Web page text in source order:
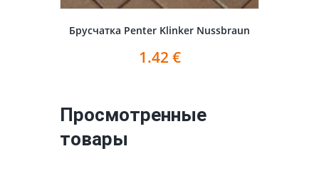
Брусчатка Penter Klinker Nussbraun
1.42 €
Просмотренные
товары